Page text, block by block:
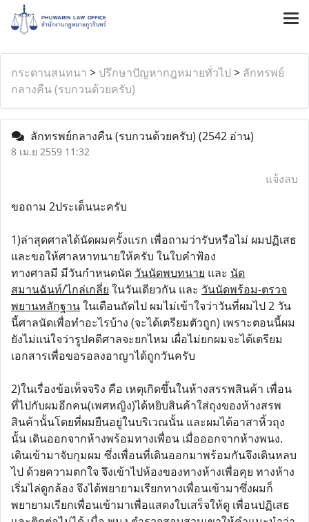
กระดานสนทนา > ปรึกษาปัญหากฎหมายทั่วไป > ลักทรพย์
กลางคืน (รบกวนด้วยครับ)
ลักทรพย์กลางคืน (รบกวนด้วยครับ) (2542 อ่าน)
8 เม.ย 2559 11:32
แจ้งลบ
ขอถาม 2ประเด็นนะครับ
1)ล่าสุดศาลได้นัดผมครั้งแรก เพื่อถามว่ารับหรือไม่ ผมปฏิเสธ
และขอให้ศาลหาทนายให้ครับ ในใบคำฟ้อง
ทางศาลมี มีวันกำหนดนัด วันนัดพบทนาย และ นัด
สมานฉันท์/ไกล่เกลี่ย ในวันเดียวกัน และ วันนัดพร้อม-ตรวจ
พยานหลักฐานในเดือนถัดไป ผมไม่เข้าใจว่าวันที่ผมไป 2 วัน
นี้ศาลนัดเพื่อทำอะไรบ้าง (จะได้เตรียมตัวถูก) เพราะตอนนี้ผม
ยังไม่แน่ใจว่ารูปคดีศาลจะยกไหม เผื่อไม่ยกผมจะได้เตรียม
เอกสารเพื่อขอรอลงอาญาได้ถูกวันครับ
2)ในเรื่องข้อเท็จจริง คือ เหตุเกิดขึ้นในห้างสรรพสินค้า เพื่อน
ที่ไปกับผมอีกคน(เพศหญิง)ได้หยิบสินค้าใส่ถุงของห้างสรพ
สินค้านั้นโดยที่ผมยืนอยู่ในบริเวณนั้น และผมได้อาสาหิ้วถุง
นั้น เดินออกจากห้างพร้อมทางเพื่อน เมื่อออกจากห้างพนง.
เดินเข้ามาจับกุมผม ซึ่งเพื่อนที่เดินออกมาพร้อมกันจึงเดินหลบ
ไป ด้วยความตกใจ จึงเข้าไปห้องของทางห้างเพื่อคุย ทางห้าง
เริ่มไล่ดูกล้อง จึงได้พยายามเรียกทางเพื่อนเข้ามาซึ่งผมก็
พยายามเรียกเพื่อนเข้ามาเพื่อแสดงใบเสร็จให้ดู เพื่อนปฏิเสธ